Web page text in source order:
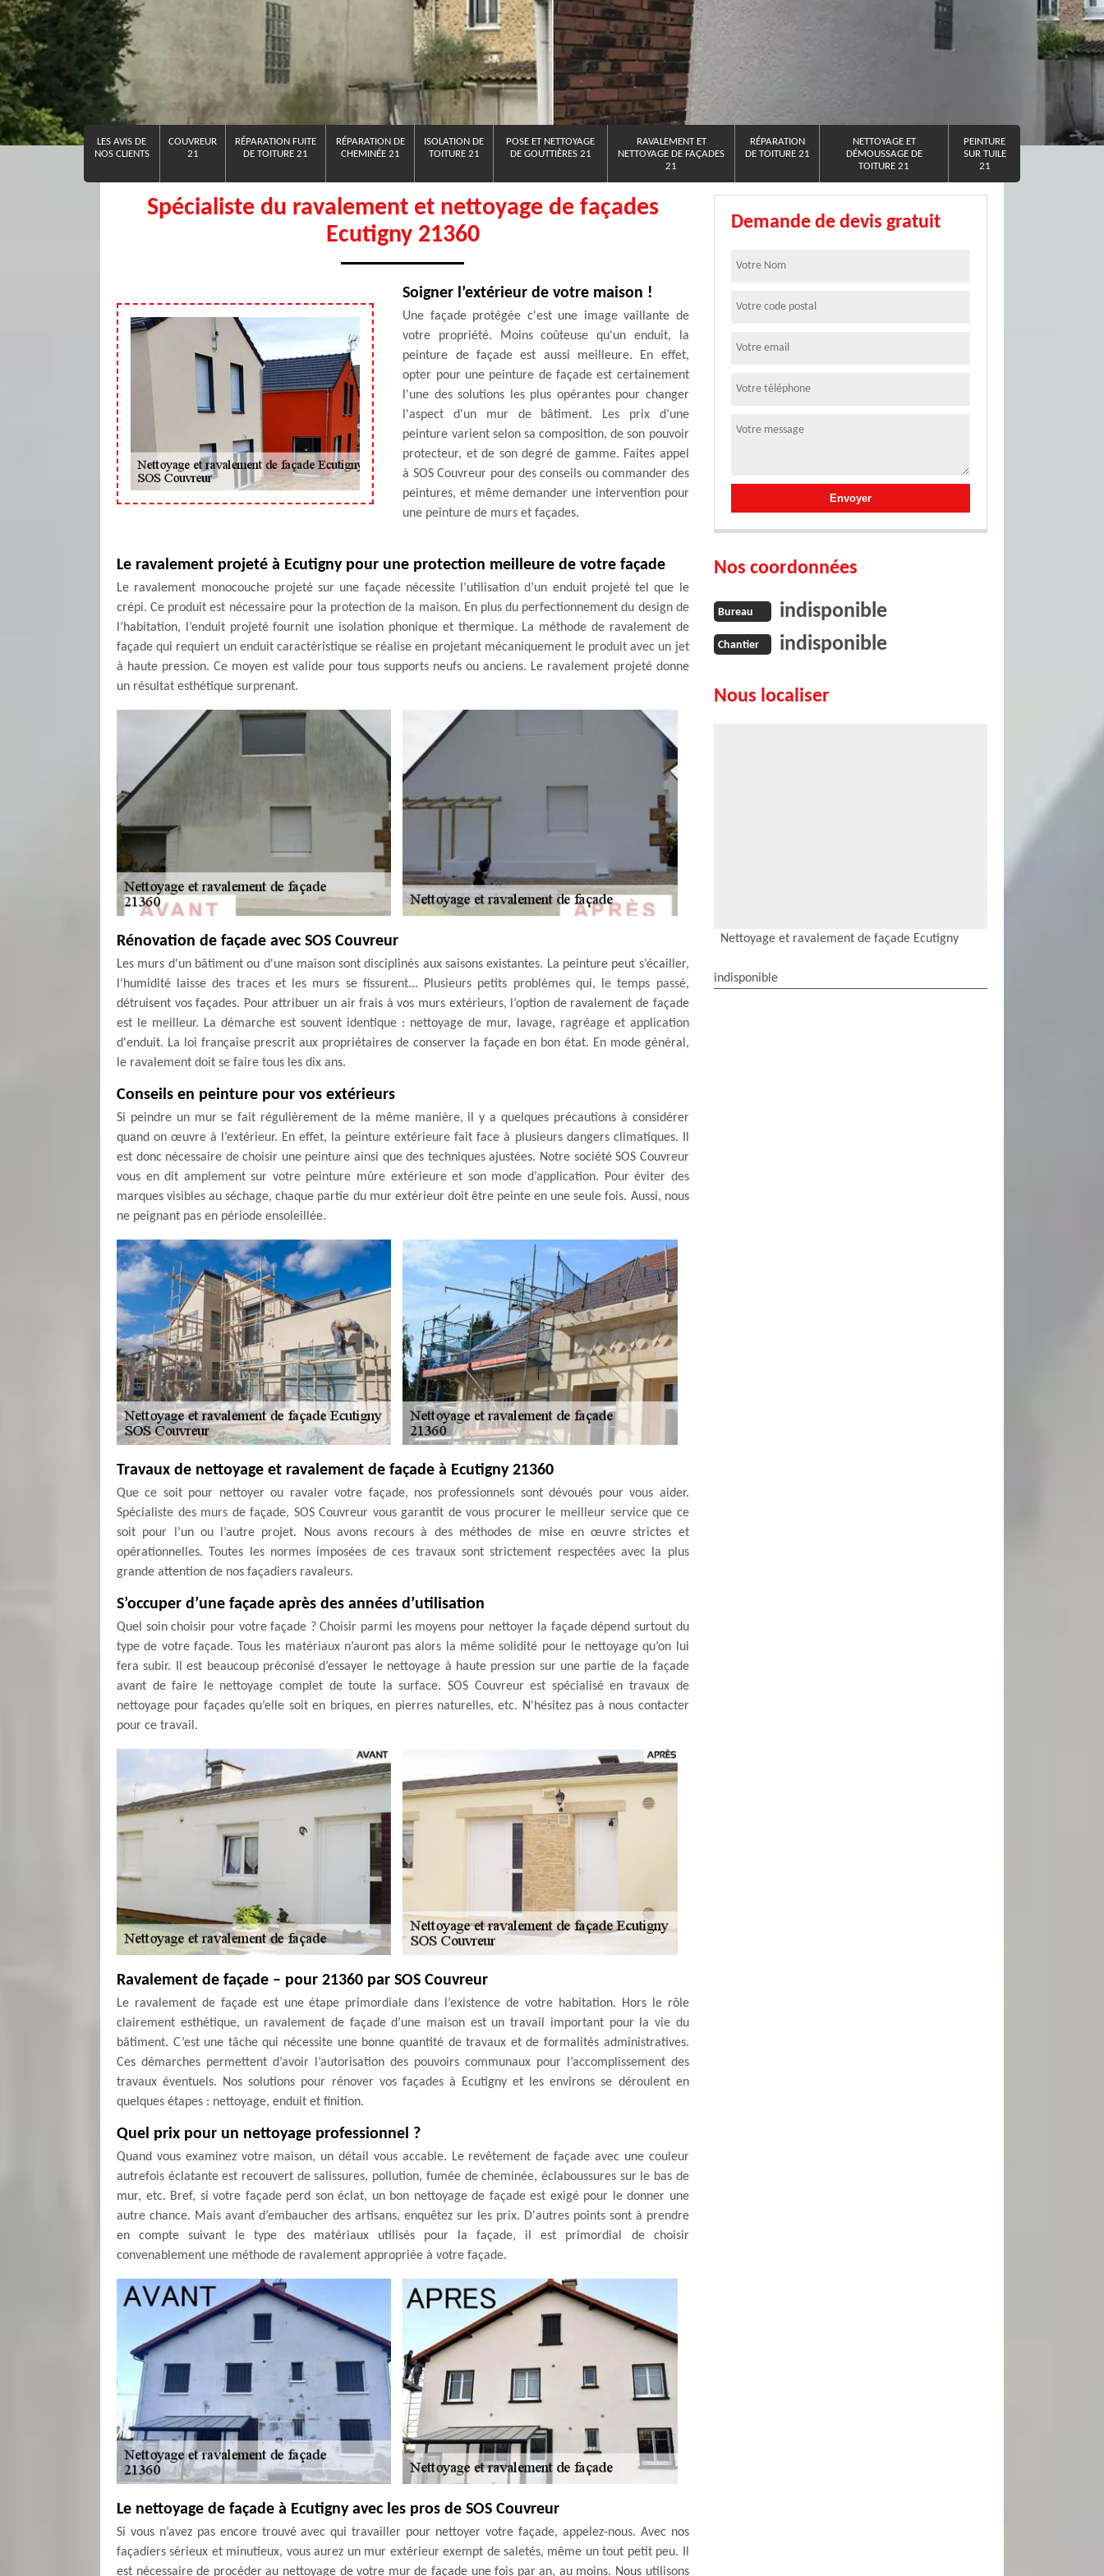
LES AVIS DE
NOS CLIENTS
COUVREUR
21
RÉPARATION FUITE
DE TOITURE 21
RÉPARATION DE
CHEMINÉE 21
ISOLATION DE
TOITURE 21
POSE ET NETTOYAGE
DE GOUTTIÈRES 21
RAVALEMENT ET
NETTOYAGE DE FAÇADES
21
RÉPARATION
DE TOITURE 21
NETTOYAGE ET
DÉMOUSSAGE DE
TOITURE 21
PEINTURE
SUR TUILE
21
Spécialiste du ravalement et nettoyage de façades
Ecutigny 21360
Soigner l’extérieur de votre maison !
Une façade protégée c'est une image vaillante de
votre propriété. Moins coûteuse qu'un enduit, la
peinture de façade est aussi meilleure. En effet,
opter pour une peinture de façade est certainement
l'une des solutions les plus opérantes pour changer
l'aspect d'un mur de bâtiment. Les prix d’une
peinture varient selon sa composition, de son pouvoir
protecteur, et de son degré de gamme. Faites appel
à SOS Couvreur pour des conseils ou commander des
peintures, et même demander une intervention pour
une peinture de murs et façades.
Le ravalement projeté à Ecutigny pour une protection meilleure de votre façade
Le ravalement monocouche projeté sur une façade nécessite l’utilisation d’un enduit projeté tel que le
crépi. Ce produit est nécessaire pour la protection de la maison. En plus du perfectionnement du design de
l’habitation, l’enduit projeté fournit une isolation phonique et thermique. La méthode de ravalement de
façade qui requiert un enduit caractéristique se réalise en projetant mécaniquement le produit avec un jet
à haute pression. Ce moyen est valide pour tous supports neufs ou anciens. Le ravalement projeté donne
un résultat esthétique surprenant.
Rénovation de façade avec SOS Couvreur
Les murs d'un bâtiment ou d'une maison sont disciplinés aux saisons existantes. La peinture peut s’écailler,
l’humidité laisse des traces et les murs se fissurent... Plusieurs petits problèmes qui, le temps passé,
détruisent vos façades. Pour attribuer un air frais à vos murs extérieurs, l’option de ravalement de façade
est le meilleur. La démarche est souvent identique : nettoyage de mur, lavage, ragréage et application
d'enduit. La loi française prescrit aux propriétaires de conserver la façade en bon état. En mode général,
le ravalement doit se faire tous les dix ans.
Conseils en peinture pour vos extérieurs
Si peindre un mur se fait régulièrement de la même manière, il y a quelques précautions à considérer
quand on œuvre à l’extérieur. En effet, la peinture extérieure fait face à plusieurs dangers climatiques. Il
est donc nécessaire de choisir une peinture ainsi que des techniques ajustées. Notre société SOS Couvreur
vous en dit amplement sur votre peinture mûre extérieure et son mode d’application. Pour éviter des
marques visibles au séchage, chaque partie du mur extérieur doit être peinte en une seule fois. Aussi, nous
ne peignant pas en période ensoleillée.
Travaux de nettoyage et ravalement de façade à Ecutigny 21360
Que ce soit pour nettoyer ou ravaler votre façade, nos professionnels sont dévoués pour vous aider.
Spécialiste des murs de façade, SOS Couvreur vous garantit de vous procurer le meilleur service que ce
soit pour l’un ou l’autre projet. Nous avons recours à des méthodes de mise en œuvre strictes et
opérationnelles. Toutes les normes imposées de ces travaux sont strictement respectées avec la plus
grande attention de nos façadiers ravaleurs.
S’occuper d’une façade après des années d’utilisation
Quel soin choisir pour votre façade ? Choisir parmi les moyens pour nettoyer la façade dépend surtout du
type de votre façade. Tous les matériaux n’auront pas alors la même solidité pour le nettoyage qu’on lui
fera subir. Il est beaucoup préconisé d’essayer le nettoyage à haute pression sur une partie de la façade
avant de faire le nettoyage complet de toute la surface. SOS Couvreur est spécialisé en travaux de
nettoyage pour façades qu’elle soit en briques, en pierres naturelles, etc. N'hésitez pas à nous contacter
pour ce travail.
Ravalement de façade – pour 21360 par SOS Couvreur
Le ravalement de façade est une étape primordiale dans l’existence de votre habitation. Hors le rôle
clairement esthétique, un ravalement de façade d’une maison est un travail important pour la vie du
bâtiment. C’est une tâche qui nécessite une bonne quantité de travaux et de formalités administratives.
Ces démarches permettent d’avoir l’autorisation des pouvoirs communaux pour l’accomplissement des
travaux éventuels. Nos solutions pour rénover vos façades à Ecutigny et les environs se déroulent en
quelques étapes : nettoyage, enduit et finition.
Quel prix pour un nettoyage professionnel ?
Quand vous examinez votre maison, un détail vous accable. Le revêtement de façade avec une couleur
autrefois éclatante est recouvert de salissures, pollution, fumée de cheminée, éclaboussures sur le bas de
mur, etc. Bref, si votre façade perd son éclat, un bon nettoyage de façade est exigé pour le donner une
autre chance. Mais avant d’embaucher des artisans, enquêtez sur les prix. D'autres points sont à prendre
en compte suivant le type des matériaux utilisés pour la façade, il est primordial de choisir
convenablement une méthode de ravalement appropriée à votre façade.
Le nettoyage de façade à Ecutigny avec les pros de SOS Couvreur
Si vous n’avez pas encore trouvé avec qui travailler pour nettoyer votre façade, appelez-nous. Avec nos
façadiers sérieux et minutieux, vous aurez un mur extérieur exempt de saletés, même un tout petit peu. Il
est nécessaire de procéder au nettoyage de votre mur de façade une fois par an, au moins. Nous utilisons
Demande de devis gratuit
Nos coordonnées
Bureau indisponible
Chantier indisponible
Nous localiser
Nettoyage et ravalement de façade Ecutigny
indisponible